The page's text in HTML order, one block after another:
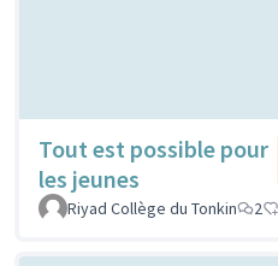
Tout est possible pour
les jeunes
Riyad Collège du Tonkin
2